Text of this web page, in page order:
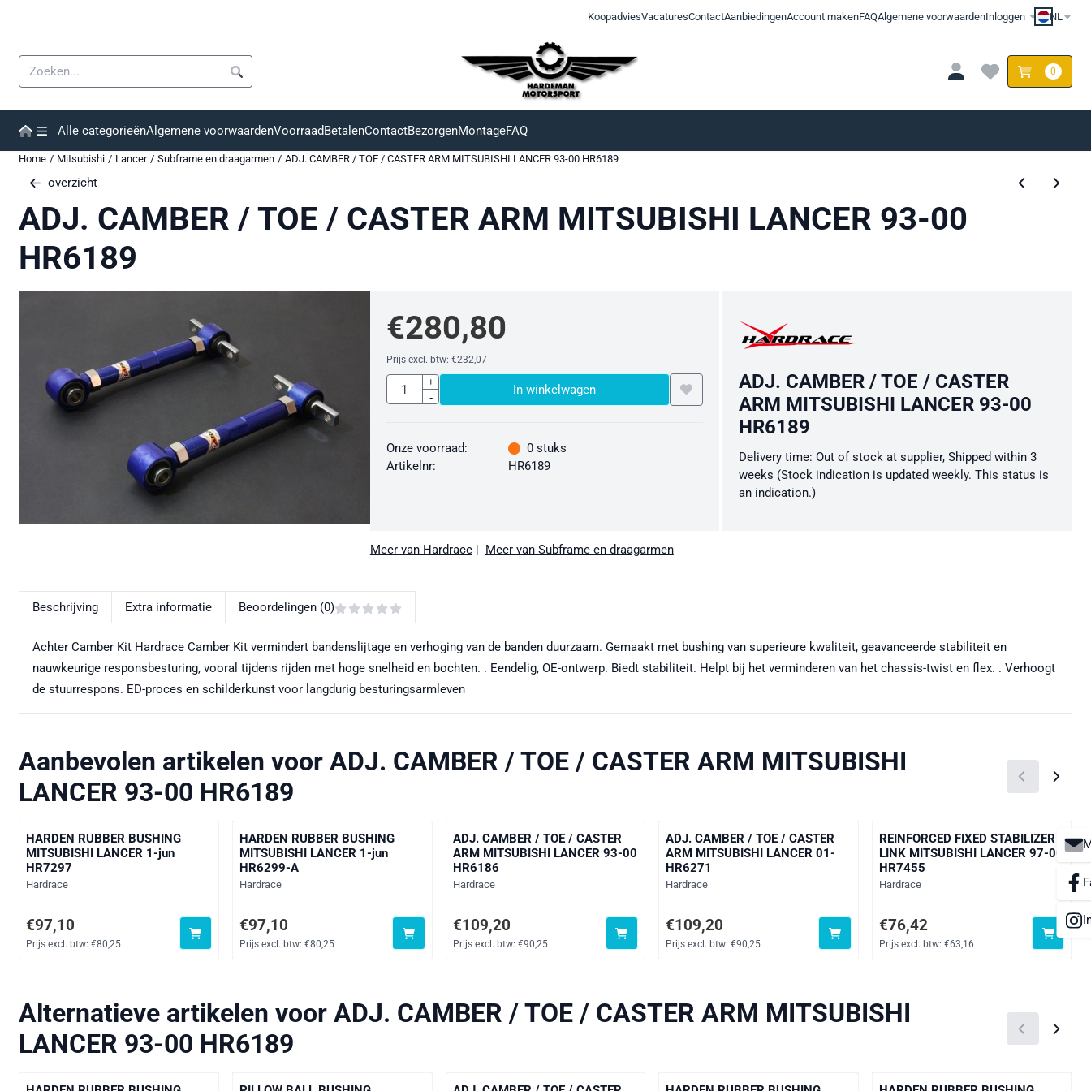
KoopadviesVacaturesContactAanbiedingenAccount makenFAQAlgemene voorwaardenInloggen NL
Zoeken
0
Alle categorieënAlgemene voorwaardenVoorraadBetalenContactBezorgenMontageFAQ
Home / Mitsubishi / Lancer / Subframe en draagarmen / ADJ. CAMBER / TOE / CASTER ARM MITSUBISHI LANCER 93-00 HR6189
overzicht
ADJ. CAMBER / TOE / CASTER ARM MITSUBISHI LANCER 93-00
HR6189
€280,80
Prijs excl. btw: €232,07
Aantal
+
-
In winkelwagen
Onze voorraad: 0 stuks
Artikelnr:
HR6189
ADJ. CAMBER / TOE / CASTER
ARM MITSUBISHI LANCER 93-00
HR6189
Delivery time: Out of stock at supplier, Shipped within 3
weeks (Stock indication is updated weekly. This status is
an indication.)
Meer van Hardrace| Meer van Subframe en draagarmen
Beschrijving Extra informatie Beoordelingen (0)
Achter Camber Kit Hardrace Camber Kit vermindert bandenslijtage en verhoging van de banden duurzaam. Gemaakt met bushing van superieure kwaliteit, geavanceerde stabiliteit en
nauwkeurige responsbesturing, vooral tijdens rijden met hoge snelheid en bochten. . Eendelig, OE-ontwerp. Biedt stabiliteit. Helpt bij het verminderen van het chassis-twist en flex. . Verhoogt
de stuurrespons. ED-proces en schilderkunst voor langdurig besturingsarmleven
Aanbevolen artikelen voorADJ. CAMBER / TOE / CASTER ARM MITSUBISHI
LANCER 93-00 HR6189
HARDEN RUBBER BUSHING
MITSUBISHI LANCER 1-jun
HR7297
Merk:
Hardrace
Prijs: 97,10, exclusief btw: 80,25
€97,10
Prijs excl. btw: €80,25
HARDEN RUBBER BUSHING
MITSUBISHI LANCER 1-jun
HR6299-A
Merk:
Hardrace
Prijs: 97,10, exclusief btw: 80,25
€97,10
Prijs excl. btw: €80,25
ADJ. CAMBER / TOE / CASTER
ARM MITSUBISHI LANCER 93-00
HR6186
Merk:
Hardrace
Prijs: 109,20, exclusief btw: 90,25
€109,20
Prijs excl. btw: €90,25
ADJ. CAMBER / TOE / CASTER
ARM MITSUBISHI LANCER 01-
HR6271
Merk:
Hardrace
Prijs: 109,20, exclusief btw: 90,25
€109,20
Prijs excl. btw: €90,25
REINFORCED FIXED STABILIZER
LINK MITSUBISHI LANCER 97-00
HR7455
Merk:
Hardrace
Prijs: 76,42, exclusief btw: 63,16
€76,42
Prijs excl. btw: €63,16
Alternatieve artikelen voorADJ. CAMBER / TOE / CASTER ARM MITSUBISHI
LANCER 93-00 HR6189